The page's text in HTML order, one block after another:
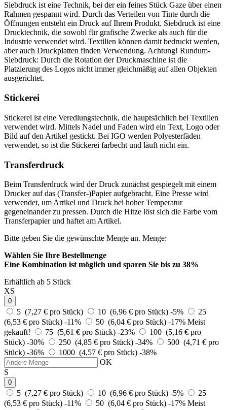
Siebdruck ist eine Technik, bei der ein feines Stück Gaze über einen
Rahmen gespannt wird. Durch das Verteilen von Tinte durch die
Öffnungen entsteht ein Druck auf Ihrem Produkt. Siebdruck ist eine
Drucktechnik, die sowohl für grafische Zwecke als auch für die
Industrie verwendet wird. Textilien können damit bedruckt werden,
aber auch Druckplatten finden Verwendung. Achtung! Rundum-
Siebdruck: Durch die Rotation der Druckmaschine ist die
Platzierung des Logos nicht immer gleichmäßig auf allen Objekten
ausgerichtet.
Stickerei
Stickerei ist eine Veredlungstechnik, die hauptsächlich bei Textilien
verwendet wird. Mittels Nadel und Faden wird ein Text, Logo oder
Bild auf den Artikel gestickt. Bei IGO werden Polyesterfäden
verwendet, so ist die Stickerei farbecht und läuft nicht ein.
Transferdruck
Beim Transferdruck wird der Druck zunächst gespiegelt mit einem
Drucker auf das (Transfer-)Papier aufgebracht. Eine Presse wird
verwendet, um Artikel und Druck bei hoher Temperatur
gegeneinander zu pressen. Durch die Hitze löst sich die Farbe vom
Transferpapier und haftet am Artikel.
Bitte geben Sie die gewünschte Menge an. Menge:
Wählen Sie Ihre Bestellmenge
Eine Kombination ist möglich und sparen Sie bis zu 38%
Erhältlich ab 5 Stück
XS
0
5 (7,27 € pro Stück) 10 (6,96 € pro Stück) -5%
25
(6,53 € pro Stück) -11% 50 (6,04 € pro Stück) -17% Meist
gekauft!
75 (5,61 € pro Stück) -23%
100 (5,16 € pro
Stück) -30% 250 (4,85 € pro Stück) -34%
500 (4,71 € pro
Stück) -36% 1000 (4,57 € pro Stück) -38%
OK
S
0
5 (7,27 € pro Stück) 10 (6,96 € pro Stück) -5%
25
(6,53 € pro Stück) -11% 50 (6,04 € pro Stück) -17% Meist